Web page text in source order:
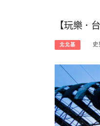
【玩樂．
北北基 史